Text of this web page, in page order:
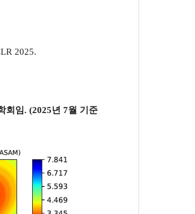
2025.
회임. (2025년 7월 기준